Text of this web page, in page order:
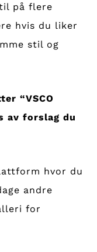
på flere
hvis du liker
stil og
“VSCO
av forslag du
hvor du
andre
for